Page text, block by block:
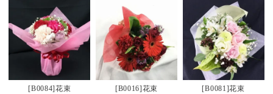
[B0084]花束
[B0016]花束
[B0081]花束